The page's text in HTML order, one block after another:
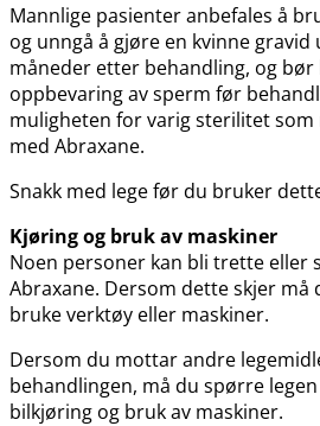
Mannlige pasienter anbefales å
og unngå å gjøre en kvinne
måneder etter behandling, og
oppbevaring av sperm før
muligheten for varig sterilitet
med Abraxane.
Snakk med lege før du bruker
Kjøring og bruk av maskiner
Noen personer kan bli trette eller
Abraxane. Dersom dette skjer må
bruke verktøy eller maskiner.
Dersom du mottar andre
behandlingen, må du spørre
bilkjøring og bruk av maskiner.